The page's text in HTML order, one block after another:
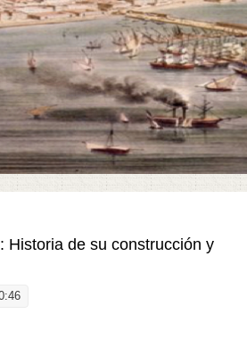
Historia de su construcción y